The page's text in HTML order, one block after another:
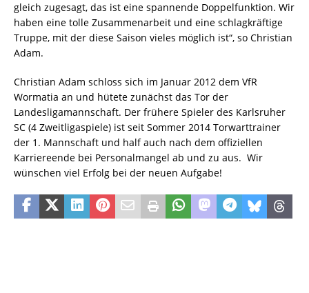
gleich zugesagt, das ist eine spannende Doppelfunktion. Wir
haben eine tolle Zusammenarbeit und eine schlagkräftige
Truppe, mit der diese Saison vieles möglich ist“, so Christian
Adam.
Christian Adam schloss sich im Januar 2012 dem VfR
Wormatia an und hütete zunächst das Tor der
Landesligamannschaft. Der frühere Spieler des Karlsruher
SC (4 Zweitligaspiele) ist seit Sommer 2014 Torwarttrainer
der 1. Mannschaft und half auch nach dem offiziellen
Karriereende bei Personalmangel ab und zu aus. Wir
wünschen viel Erfolg bei der neuen Aufgabe!